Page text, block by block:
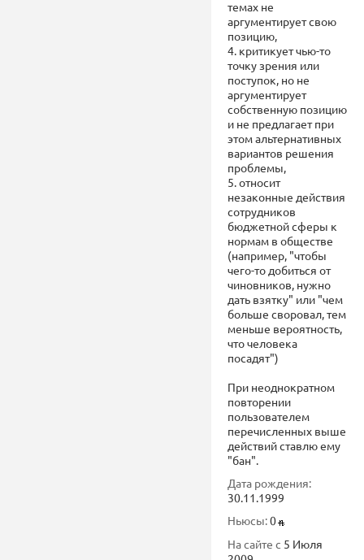
темах не
аргументирует свою
позицию,
4. критикует чью-то
точку зрения или
поступок, но не
аргументирует
собственную позицию
и не предлагает при
этом альтернативных
вариантов решения
проблемы,
5. относит
незаконные действия
сотрудников
бюджетной сферы к
нормам в обществе
(например, "чтобы
чего-то добиться от
чиновников, нужно
дать взятку" или "чем
больше своровал, тем
меньше вероятность,
что человека
посадят")
При неоднократном
повторении
пользователем
перечисленных выше
действий ставлю ему
"бан".
Дата рождения:
30.11.1999
Ньюсы:0
На сайте с 5 Июля